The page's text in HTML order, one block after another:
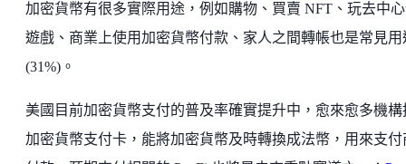
加密貨幣有很多實際用途，例如購物、買賣 NFT、玩去中
遊戲、商業上使用加密貨幣付款、家人之間轉帳也是常見用
(31%)。
美國目前加密貨幣支付的普及率確實提升中，愈來愈多機構
加密貨幣支付卡，能將加密貨幣及時轉換成法幣，用來支付